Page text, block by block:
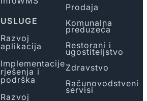
USLUGE
Razvoj
aplikacija
Implementacije
rješenja i
podrška
Razvoj
Prodaja
Komunalna
preduzeća
Restorani i
ugostiteljstvo
Zdravstvo
Računovodstveni
servisi